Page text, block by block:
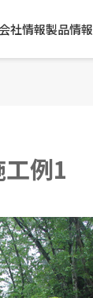
会社情報製品情報
例1